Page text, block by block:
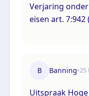
Verjaring
eisen art.
B Banning•25
Uitspraak